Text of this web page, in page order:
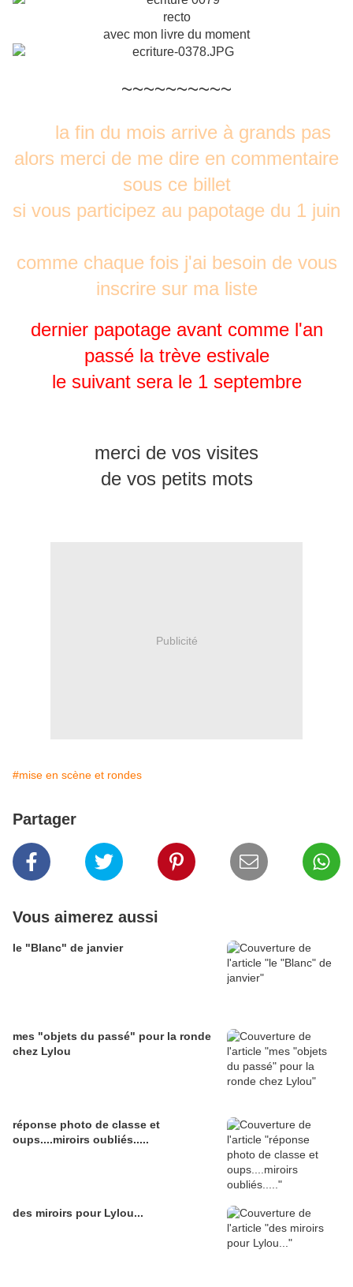
recto
avec mon livre du moment
~~~~~~~~~~
la fin du mois arrive à grands pas
alors merci de me dire en commentaire
sous ce billet
si vous participez au papotage du 1 juin
comme chaque fois j'ai besoin de vous
inscrire sur ma liste
dernier papotage avant comme l'an
passé la trève estivale
le suivant sera le 1 septembre
merci de vos visites
de vos petits mots
Publicité
#mise en scène et rondes
Partager
Vous aimerez aussi
le "Blanc" de janvier
mes "objets du passé" pour la ronde
chez Lylou
réponse photo de classe et
oups....miroirs oubliés.....
des miroirs pour Lylou...